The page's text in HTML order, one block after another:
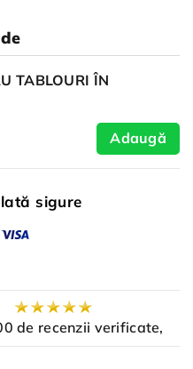
TABLOURI ÎN
Adaugă
sigure
de recenzii verificate,